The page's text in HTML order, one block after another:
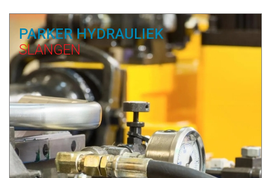
PARKER HYDRAULIEK
SLANGEN